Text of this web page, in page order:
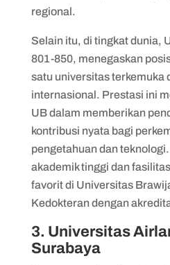
regional.
Selain itu, di tingkat dunia,
801-850, menegaskan
satu universitas terkemuka
internasional. Prestasi ini
UB dalam memberikan
kontribusi nyata bagi
pengetahuan dan
akademik tinggi dan
favorit di Universitas
Kedokteran dengan
3. Universitas
Surabaya